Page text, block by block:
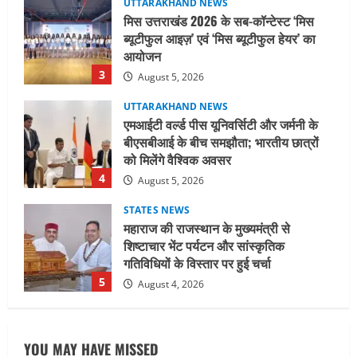
4
UTTARAKHAND NEWS
एमआईटी वर्ल्ड पीस यूनिवर्सिटी और जर्मनी के
बीएसबीआई के बीच समझौता; भारतीय छात्रों
को मिलेंगे वैश्विक अवसर
August 5, 2026
5
STATES NEWS
महाराज की राजस्थान के मुख्यमंत्री से
शिष्टाचार भेंट पर्यटन और सांस्कृतिक
गतिविधियों के विस्तार पर हुई चर्चा
August 4, 2026
1
UTTARAKHAND NEWS
जिलाधिकारी/जिला निर्वाचन अधिकारी ने
सहसपुर विधानसभा क्षेत्र के पोलिंग बूथों का
निरीक्षण कर एसआईआर आपत्ति निस्तारण
शिविर की व्यवस्थाओं का लिया जायजा
तीलू रौतेली पुरस्कार के लिए 13 वीरांगनाओं का
YOU MAY HAVE MISSED